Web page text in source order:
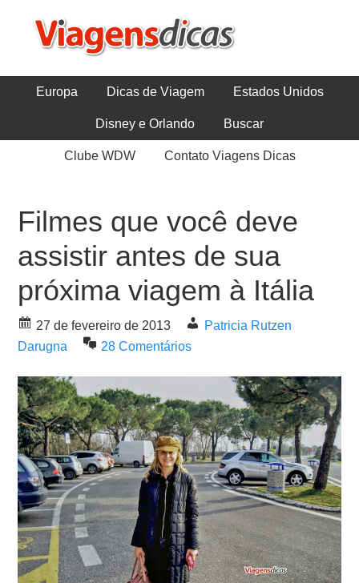
Europa Dicas de Viagem Estados Unidos
Disney e Orlando Buscar
Clube WDW Contato Viagens Dicas
Filmes que você deve
assistir antes de sua
próxima viagem à Itália
27 de fevereiro de 2013
Patricia Rutzen
Darugna
28 Comentários